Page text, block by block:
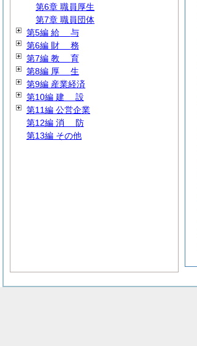
第6章 職員厚生
第7章 職員団体
第5編 給 与
第6編 財 務
第7編 教 育
第8編 厚 生
第9編 産業経済
第10編 建 設
第11編 公営企業
第12編 消 防
第13編 その他